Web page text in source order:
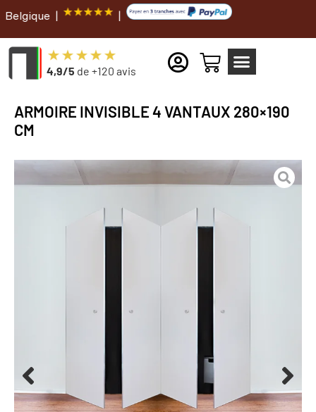
| |
4,9/5 de +120 avis
ARMOIRE INVISIBLE 4 VANTAUX 280×190
CM